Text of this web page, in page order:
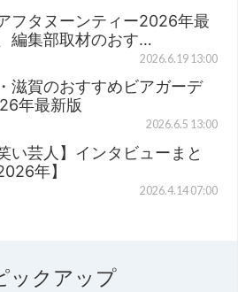
フタヌーンティー2026年最
編集部取材のおす…
2026.6.19 13:00
滋賀のおすすめビアガーデ
年最新版
2026.6.5 13:00
い芸人】インタビューまと
年】
2026.4.14 07:00
ックアップ